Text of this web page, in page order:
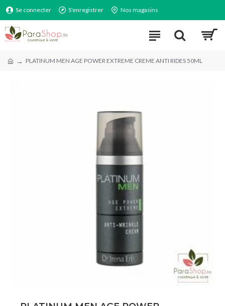
Se connecter S'enregistrer Nos magasins
PLATINUM MEN AGE POWER EXTREME CREME ANTI RIDES 50ML